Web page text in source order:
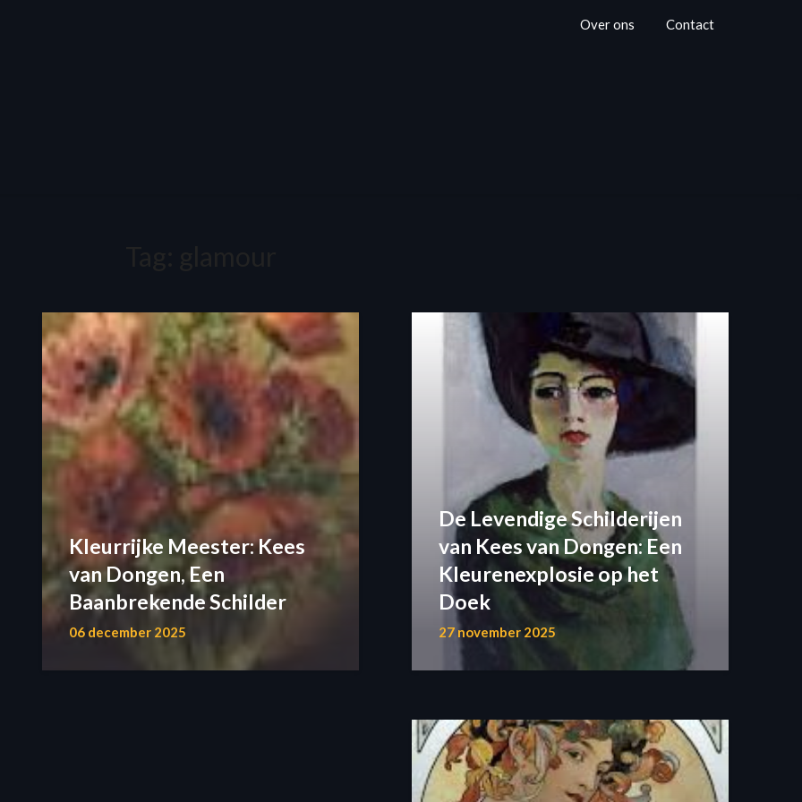
Over ons Contact
Kleurrijke Meester: Kees
van Dongen, Een
Baanbrekende Schilder
06 december 2025
De Levendige Schilderijen
van Kees van Dongen: Een
Kleurenexplosie op het
Doek
27 november 2025